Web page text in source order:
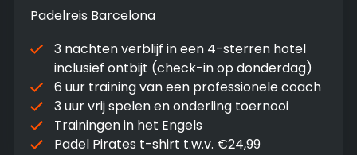
Padelreis Barcelona
3 nachten verblijf in een 4-sterren hotel
inclusief ontbijt (check-in op donderdag)
6 uur training van een professionele coach
3 uur vrij spelen en onderling toernooi
Trainingen in het Engels
Padel Pirates t-shirt t.w.v. €24,99